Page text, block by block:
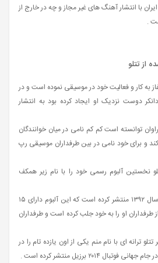
با انتشار آهنگ های غیر مجاز و چه در خارج از
.
از تتلو
سال ۱۳۸۲ شمسی آغاز به کار و فعالیت خود در موسیقی نموده است و در
دوست نزدیک او ایجاد کرده بود به انتشار
توانسته است کم کم نامی در میان خوانندگان
و برای خود نامی در بین طرفداران موسیقی رپ
سال ۱۳۹۰ امیر تتلو نخستین آلبوم رسمی خود را با نام زیر همکف
او همچنین آلبوم تتلیتی را در سال ۱۳۹۲ منتشر کرده است که این آلبوم دارای ۱۵
طرفداران او را به خود جلب کرده است و طرفداران
در طی سال ۱۳۹۳ امیر تتلو ترانه ای با نام منم یکی از اون یازده تام را در
۲۰۱۴ برزیل منتشر کرده است .